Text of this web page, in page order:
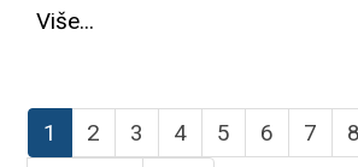
Više...
1 2 3 4 5 6 7 8